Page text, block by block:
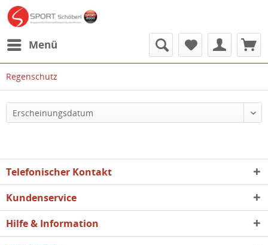
Menü
Regenschutz
Telefonischer Kontakt
Kundenservice
Hilfe & Information